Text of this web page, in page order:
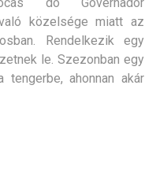
közelsége miatt az
Rendelkezik egy
le. Szezonban egy
ahonnan akár